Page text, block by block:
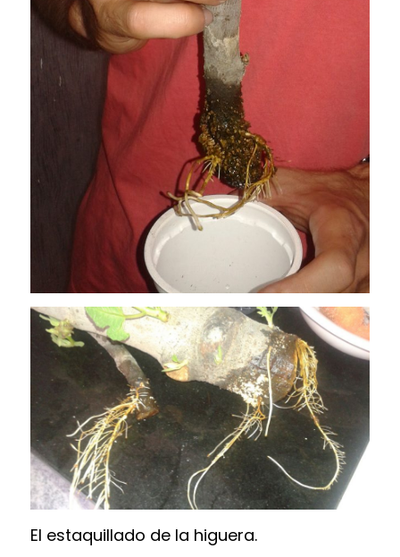
El estaquillado de la higuera.